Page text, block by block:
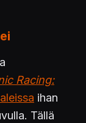
Racing:
ihan
Tällä